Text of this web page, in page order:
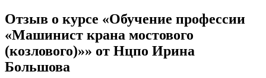
Отзыв о курсе «Обучение профессии
«Машинист крана мостового
(козлового)»» от Нцпо Ирина
Большова